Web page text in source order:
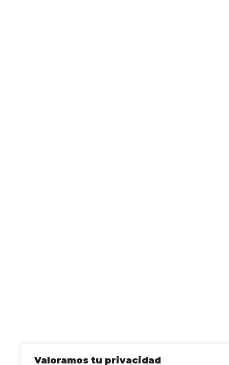
Valoramos tu privacidad